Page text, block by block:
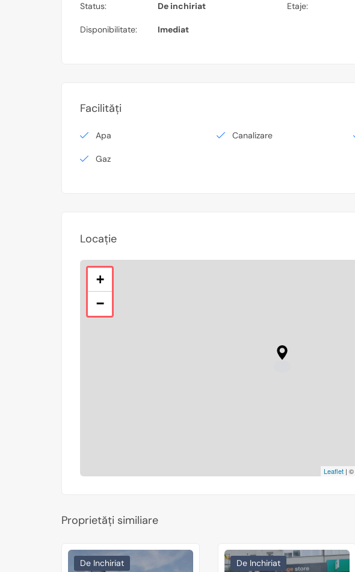
Status: De inchiriat Etaje:
Disponibilitate: Imediat
Facilități
Apa Canalizare
Gaz
Locație
+
−
Leaflet | ©
Proprietăți similiare
De Inchiriat De Inchiriat